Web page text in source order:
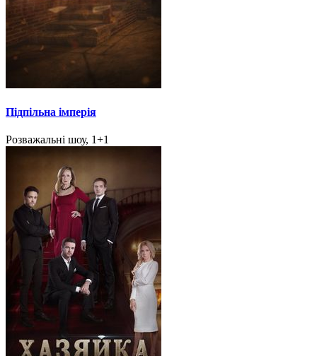
Підпільна імперія
Розважальні шоу, 1+1